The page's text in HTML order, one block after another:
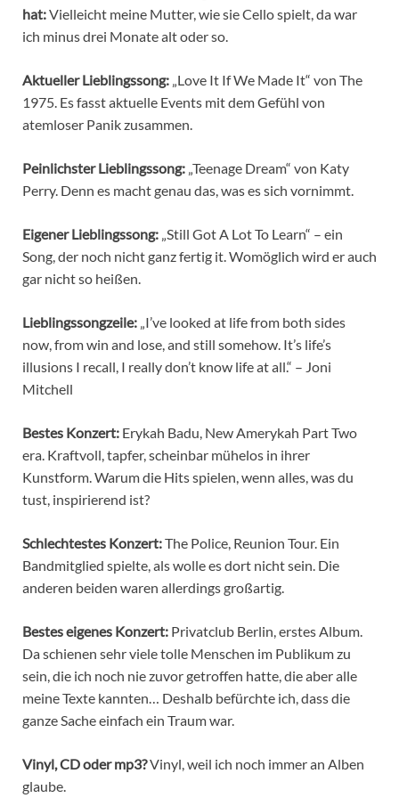
hat:Vielleicht meine Mutter, wie sie Cello spielt, da war
ich minus drei Monate alt oder so.
Aktueller Lieblingssong: „Love It If We Made It“ von The
1975. Es fasst aktuelle Events mit dem Gefühl von
atemloser Panik zusammen.
Peinlichster Lieblingssong: „Teenage Dream“ von Katy
Perry. Denn es macht genau das, was es sich vornimmt.
Eigener Lieblingssong: „Still Got A Lot To Learn“ – ein
Song, der noch nicht ganz fertig it. Womöglich wird er auch
gar nicht so heißen.
Lieblingssongzeile: „I’ve looked at life from both sides
now, from win and lose, and still somehow. It’s life’s
illusions I recall, I really don’t know life at all.“ – Joni
Mitchell
Bestes Konzert: Erykah Badu, New Amerykah Part Two
era. Kraftvoll, tapfer, scheinbar mühelos in ihrer
Kunstform. Warum die Hits spielen, wenn alles, was du
tust, inspirierend ist?
Schlechtestes Konzert:The Police, Reunion Tour. Ein
Bandmitglied spielte, als wolle es dort nicht sein. Die
anderen beiden waren allerdings großartig.
Bestes eigenes Konzert: Privatclub Berlin, erstes Album.
Da schienen sehr viele tolle Menschen im Publikum zu
sein, die ich noch nie zuvor getroffen hatte, die aber alle
meine Texte kannten… Deshalb befürchte ich, dass die
ganze Sache einfach ein Traum war.
Vinyl, CD oder mp3?Vinyl, weil ich noch immer an Alben
glaube.